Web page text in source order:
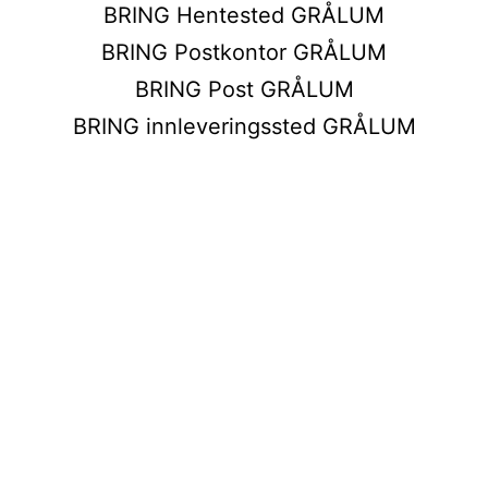
BRING Hentested GRÅLUM
BRING Postkontor GRÅLUM
BRING Post GRÅLUM
BRING innleveringssted GRÅLUM